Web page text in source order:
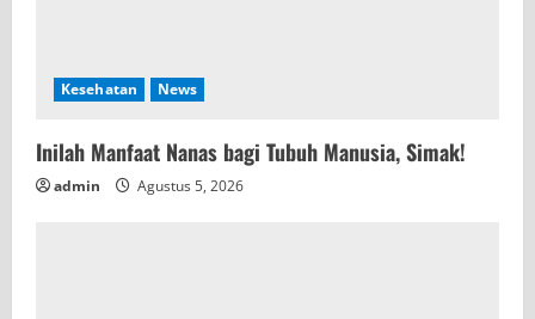
Kesehatan News
Inilah Manfaat Nanas bagi Tubuh Manusia, Simak!
admin Agustus 5, 2026